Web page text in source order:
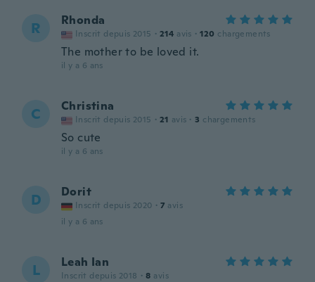
R Rhonda
Inscrit depuis 2015 · 214 avis · 120 chargements
The mother to be loved it.
il y a 6 ans
C Christina
Inscrit depuis 2015 · 21 avis · 3 chargements
So cute
il y a 6 ans
D Dorit
Inscrit depuis 2020 · 7 avis
il y a 6 ans
L Leah Ian
Inscrit depuis 2018 · 8 avis